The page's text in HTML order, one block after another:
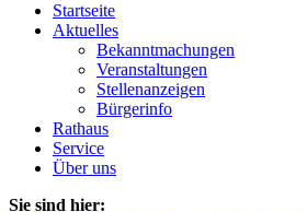
Startseite
Aktuelles
Bekanntmachungen
Veranstaltungen
Stellenanzeigen
Bürgerinfo
Rathaus
Service
Über uns
Sie sind hier: